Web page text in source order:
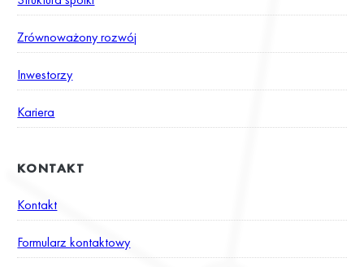
Zrównoważony rozwój
Inwestorzy
Kariera
KONTAKT
Kontakt
Formularz kontaktowy